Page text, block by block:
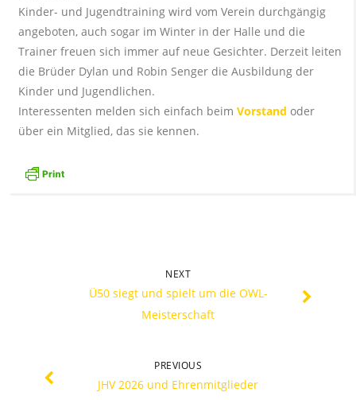
Kinder- und Jugendtraining wird vom Verein durchgängig
angeboten, auch sogar im Winter in der Halle und die
Trainer freuen sich immer auf neue Gesichter. Derzeit leiten
die Brüder Dylan und Robin Senger die Ausbildung der
Kinder und Jugendlichen.
Interessenten melden sich einfach beimVorstandoder
über ein Mitglied, das sie kennen.
NEXT
Ü50 siegt und spielt um die OWL-
Meisterschaft
PREVIOUS
JHV 2026 und Ehrenmitglieder